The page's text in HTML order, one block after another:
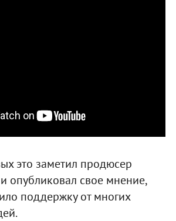
это заметил продюсер
опубликовал свое мнение,
поддержку от многих